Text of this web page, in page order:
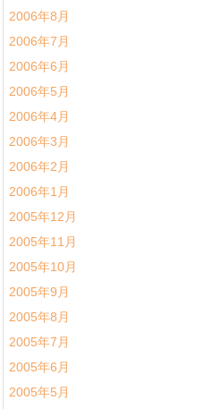
2006年8月
2006年7月
2006年6月
2006年5月
2006年4月
2006年3月
2006年2月
2006年1月
2005年12月
2005年11月
2005年10月
2005年9月
2005年8月
2005年7月
2005年6月
2005年5月